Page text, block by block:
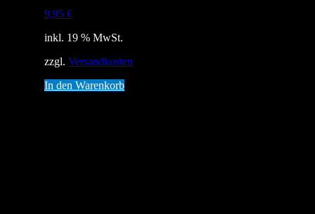
9,95 €
inkl. 19 % MwSt.
zzgl. Versandkosten
In den Warenkorb